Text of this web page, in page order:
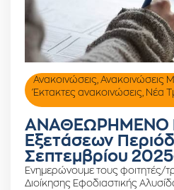
Ανακοινώσεις Ανακοινώσεις
Έκτακτες ανακοινώσεις
Νέα
ΑΝΑΘΕΩΡΗΜΕΝΟ
Εξετάσεων
Σεπτεμβρίου
Ενημερώνουμε τους φοιτητές/
Διοίκησης Εφοδιαστικής